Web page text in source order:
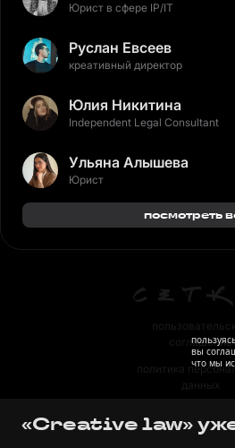
Юрист в сфере IP/IT
Руслан Евсеев
креативный директор
Юлия Никитина
Independent Legal Consultant
Ульяна Алышева
Юрист
посмотреть
соглашение
политика
данных
правила
«Creative law»
вы
что мы